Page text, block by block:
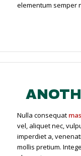
elementum semper
Nulla consequat
vel, aliquet nec,
imperdiet a,
mollis pretium.